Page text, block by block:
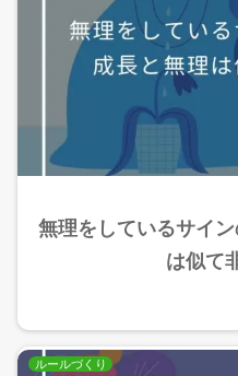
無理をしているサイ
は似て
ルールづくり